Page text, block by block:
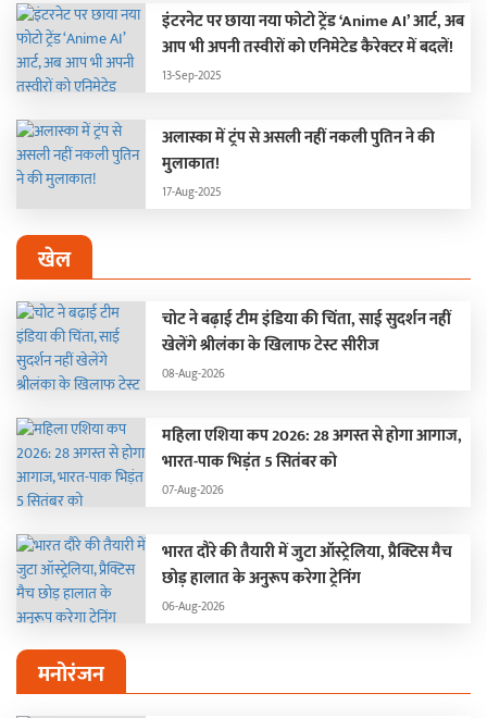
इंटरनेट पर छाया नया फोटो ट्रेंड ‘Anime AI’ आर्ट, अब
आप भी अपनी तस्वीरों को एनिमेटेड कैरेक्टर में बदलें!
13-Sep-2025
अलास्का में ट्रंप से असली नहीं नकली पुतिन ने की
मुलाकात!
17-Aug-2025
खेल
चोट ने बढ़ाई टीम इंडिया की चिंता, साई सुदर्शन नहीं
खेलेंगे श्रीलंका के खिलाफ टेस्ट सीरीज
08-Aug-2026
महिला एशिया कप 2026: 28 अगस्त से होगा आगाज,
भारत-पाक भिड़ंत 5 सितंबर को
07-Aug-2026
भारत दौरे की तैयारी में जुटा ऑस्ट्रेलिया, प्रैक्टिस मैच
छोड़ हालात के अनुरूप करेगा ट्रेनिंग
06-Aug-2026
मनोरंजन